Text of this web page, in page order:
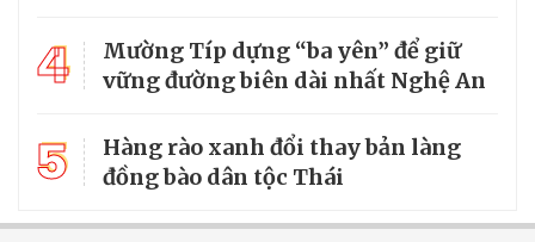
4
Mường Típ dựng “ba yên” để giữ
vững đường biên dài nhất Nghệ An
5
Hàng rào xanh đổi thay bản làng
đồng bào dân tộc Thái